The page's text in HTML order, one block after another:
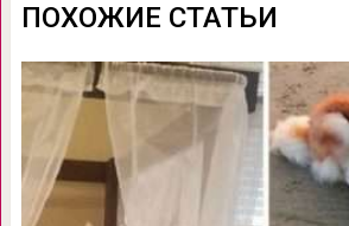
ПОХОЖИЕ СТАТЬИ